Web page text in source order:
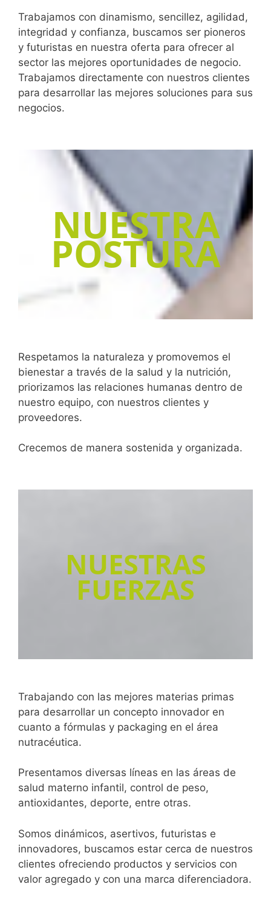
Trabajamos con dinamismo, sencillez, agilidad,
integridad y confianza, buscamos ser pioneros
y futuristas en nuestra oferta para ofrecer al
sector las mejores oportunidades de negocio.
Trabajamos directamente con nuestros clientes
para desarrollar las mejores soluciones para sus
negocios.
NUESTRA
POSTURA
Respetamos la naturaleza y promovemos el
bienestar a través de la salud y la nutrición,
priorizamos las relaciones humanas dentro de
nuestro equipo, con nuestros clientes y
proveedores.
Crecemos de manera sostenida y organizada.
NUESTRAS
FUERZAS
Trabajando con las mejores materias primas
para desarrollar un concepto innovador en
cuanto a fórmulas y packaging en el área
nutracéutica.
Presentamos diversas líneas en las áreas de
salud materno infantil, control de peso,
antioxidantes, deporte, entre otras.
Somos dinámicos, asertivos, futuristas e
innovadores, buscamos estar cerca de nuestros
clientes ofreciendo productos y servicios con
valor agregado y con una marca diferenciadora.